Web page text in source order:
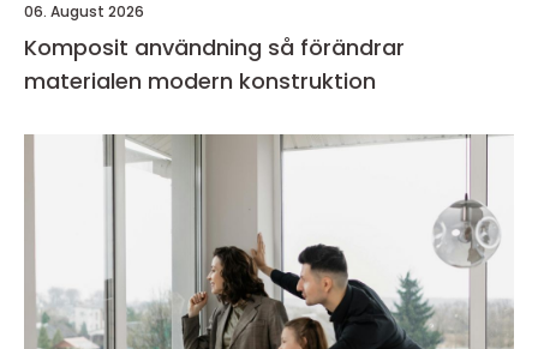
06. August 2026
Komposit användning så förändrar
materialen modern konstruktion